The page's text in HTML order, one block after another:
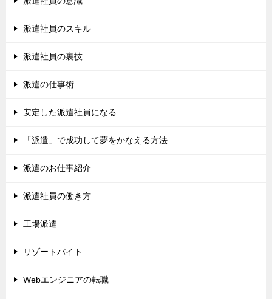
派遣社員のスキル
派遣社員の裏技
派遣の仕事術
安定した派遣社員になる
「派遣」で成功して夢をかなえる方法
派遣のお仕事紹介
派遣社員の働き方
工場派遣
リゾートバイト
Webエンジニアの転職